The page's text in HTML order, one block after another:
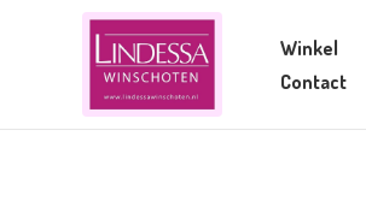
Winkel
Contact